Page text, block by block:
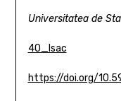
Universitatea de
40_Isac
https://doi.org/